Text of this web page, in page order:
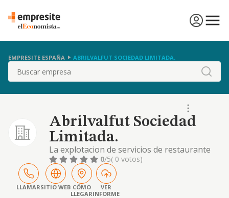
EMPRESITE ESPAÑA ABRILVALFUT SOCIEDAD LIMITADA.
Buscar
Abrilvalfut Sociedad
Limitada.
La explotacion de servicios de restaurante
italiano, pizzeria, bar, restaurante, cafeteria,
y, en general, de todo tipo de negocios de
hosteleria
0/5( 0 votos)
LLAMARSITIO WEB CÓMO
LLEGAR
VER
INFORME